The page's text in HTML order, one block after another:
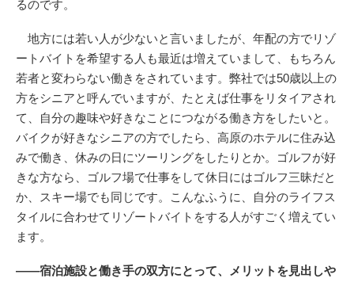
るのです。
地方には若い人が少ないと言いましたが、年配の方でリゾ
ートバイトを希望する人も最近は増えていまして、もちろん
若者と変わらない働きをされています。弊社では50歳以上の
方をシニアと呼んでいますが、たとえば仕事をリタイアされ
て、自分の趣味や好きなことにつながる働き方をしたいと。
バイクが好きなシニアの方でしたら、高原のホテルに住み込
みで働き、休みの日にツーリングをしたりとか。ゴルフが好
きな方なら、ゴルフ場で仕事をして休日にはゴルフ三昧だと
か、スキー場でも同じです。こんなふうに、自分のライフス
タイルに合わせてリゾートバイトをする人がすごく増えてい
ます。
――宿泊施設と働き手の双方にとって、メリットを見出しや